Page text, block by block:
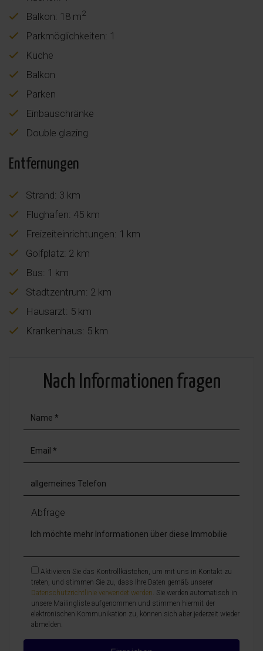
Balkon: 18 m2
Parkmöglichkeiten: 1
Küche
Balkon
Parken
Einbauschränke
Double glazing
Entfernungen
Strand: 3 km
Flughafen: 45 km
Freizeiteinrichtungen: 1 km
Golfplatz: 2 km
Bus: 1 km
Stadtzentrum: 2 km
Hausarzt: 5 km
Krankenhaus: 5 km
Nach Informationen fragen
Abfrage
Aktivieren Sie das Kontrollkästchen, um mit uns in Kontakt zu
treten, und stimmen Sie zu, dass Ihre Daten gemäß unserer
Datenschutzrichtlinie verwendet werden. Sie werden automatisch in
unsere Mailingliste aufgenommen und stimmen hiermit der
elektronischen Kommunikation zu, können sich aber jederzeit wieder
abmelden.